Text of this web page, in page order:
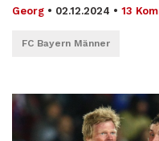
Georg • 02.12.2024 • 13
FC Bayern Männer